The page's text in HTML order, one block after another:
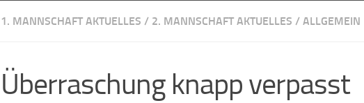
1. MANNSCHAFT AKTUELLES / 2. MANNSCHAFT AKTUELLES / ALLGEMEIN
Überraschung knapp verpasst